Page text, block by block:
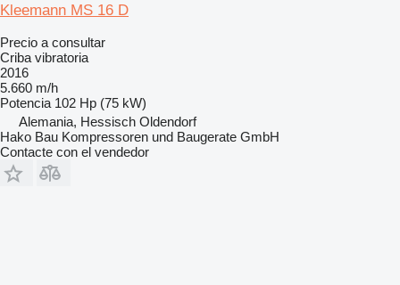
Kleemann MS 16 D
Precio a consultar
Criba vibratoria
2016
5.660 m/h
Potencia 102 Hp (75 kW)
Alemania, Hessisch Oldendorf
Hako Bau Kompressoren und Baugerate GmbH
Contacte con el vendedor